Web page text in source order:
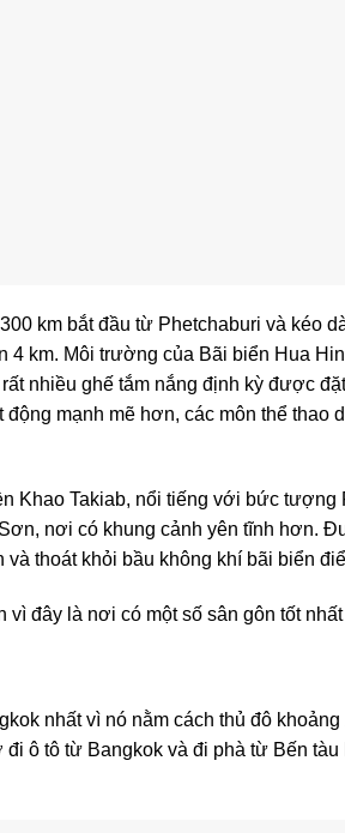
km bắt đầu từ Phetchaburi và kéo
4 km. Môi trường của Bãi biển Hua
nhiều ghế tắm nắng định kỳ được
mạnh mẽ hơn, các môn thể
Khao Takiab, nổi tiếng với bức
nơi có khung cảnh yên tĩnh hơn.
thoát khỏi bầu không khí bãi biển
đây là nơi có một số sân gôn tốt
nhất vì nó nằm cách thủ đô
ô tô từ Bangkok và đi phà từ Bến